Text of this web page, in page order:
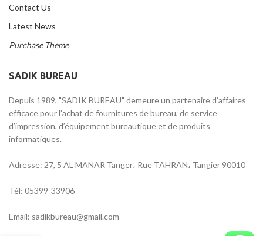
Contact Us
Latest News
Purchase Theme
SADIK BUREAU
Depuis 1989, "SADIK BUREAU" demeure un partenaire d’affaires
efficace pour l’achat de fournitures de bureau, de service
d’impression, d’équipement bureautique et de produits
informatiques.
Adresse: 27, 5 AL MANAR Tanger، Rue TAHRAN، Tangier 90010
Tél: 05399-33906
Email: sadikbureau@gmail.com